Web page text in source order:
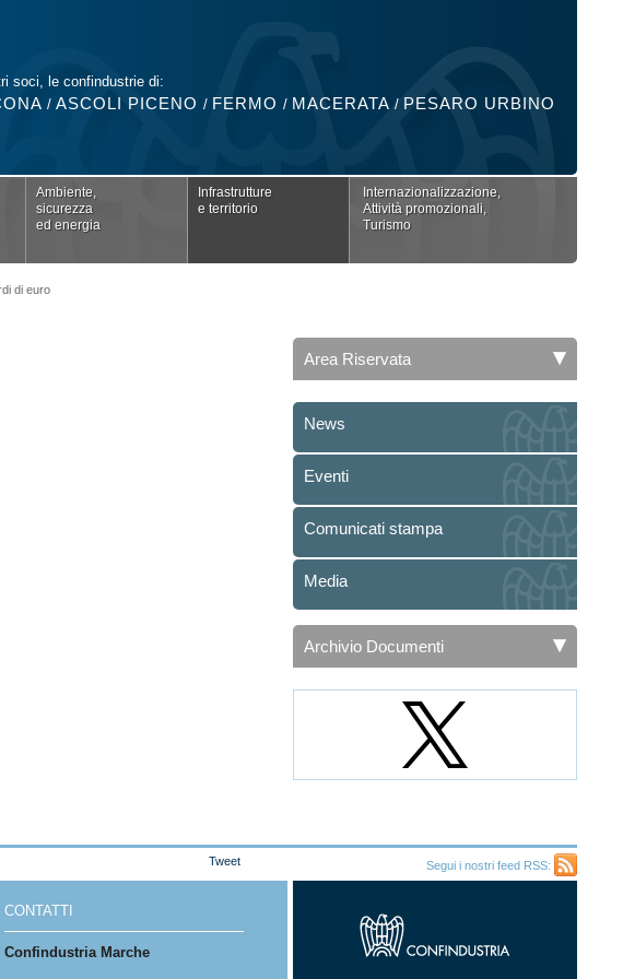
soci, le confindustrie di:
/ ASCOLI PICENO / FERMO / MACERATA / PESARO URBINO
Ambiente,
sicurezza
ed energia
Infrastrutture
e territorio
Internazionalizzazione,
Attività promozionali,
Turismo
di euro
Area Riservata
News
Eventi
Comunicati stampa
Media
Archivio Documenti
Segui i nostri feed RSS:
Feed
Tweet
CONTATTI
Confindustria Marche